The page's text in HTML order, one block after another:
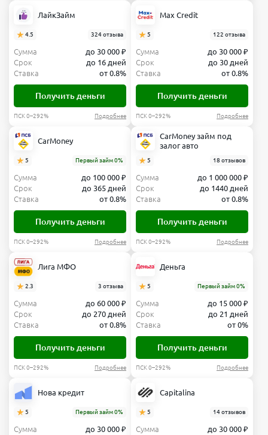
ЛайкЗайм
4.5 324 отзыва
Сумма
до 30 000 ₽
Срок
до 16 дней
Ставка
от 0.8%
Получить деньги
ПСК 0–292% Подробнее
Max Credit
5 122 отзыва
Сумма
до 30 000 ₽
Срок
до 30 дней
Ставка
от 0.8%
Получить деньги
ПСК 0–292% Подробнее
CarMoney
5 Первый займ 0%
Сумма
до 100 000 ₽
Срок
до 365 дней
Ставка
от 0.8%
Получить деньги
ПСК 0–292% Подробнее
CarMoney займ под
залог авто
5 18 отзывов
Сумма
до 1 000 000 ₽
Срок
до 1440 дней
Ставка
от 0.8%
Получить деньги
ПСК 0–292% Подробнее
Лига МФО
2.3 3 отзыва
Сумма
до 60 000 ₽
Срок
до 270 дней
Ставка
от 0.8%
Получить деньги
ПСК 0–292% Подробнее
Деньга
5 Первый займ 0%
Сумма
до 15 000 ₽
Срок
до 21 дней
Ставка
от 0%
Получить деньги
ПСК 0–292% Подробнее
Нова кредит
5 Первый займ 0%
Сумма
до 30 000 ₽
Capitalina
5 14 отзывов
Сумма
до 30 000 ₽